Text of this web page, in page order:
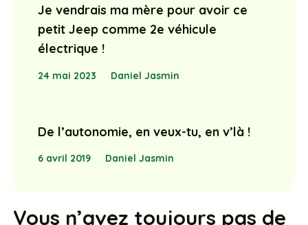
Je vendrais ma mère pour avoir ce
petit Jeep comme 2e véhicule
électrique !
24 mai 2023 Daniel Jasmin
De l’autonomie, en veux-tu, en v’là !
6 avril 2019 Daniel Jasmin
Vous n’avez toujours pas de